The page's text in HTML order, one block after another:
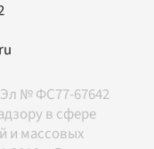
№ ФС77-67642
в сфере
и массовых